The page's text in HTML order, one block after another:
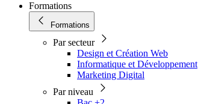
Formations
Formations
Par secteur
Design et Création Web
Informatique et Développement
Marketing Digital
Par niveau